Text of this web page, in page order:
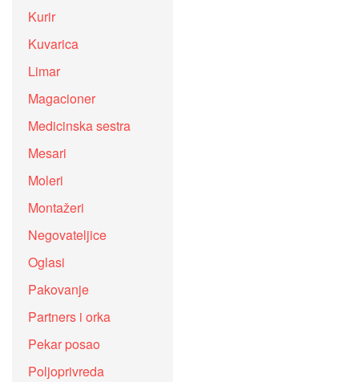
Kurir
Kuvarica
Limar
Magacioner
Medicinska sestra
Mesari
Moleri
Montažeri
Negovateljice
Oglasi
Pakovanje
Partners i orka
Pekar posao
Poljoprivreda